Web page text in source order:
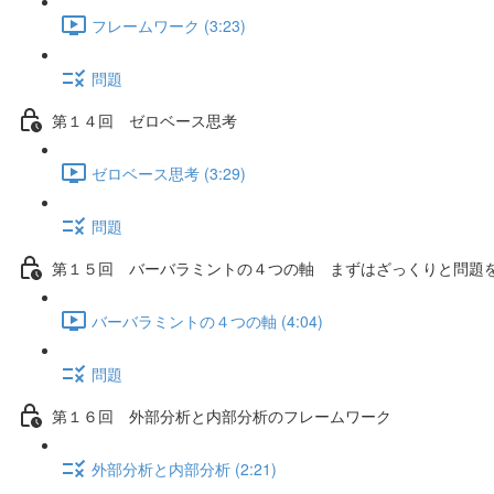
フレームワーク (3:23)
問題
第１４回 ゼロベース思考
ゼロベース思考 (3:29)
問題
第１５回 バーバラミントの４つの軸 まずはざっくりと問題
バーバラミントの４つの軸 (4:04)
問題
第１６回 外部分析と内部分析のフレームワーク
外部分析と内部分析 (2:21)